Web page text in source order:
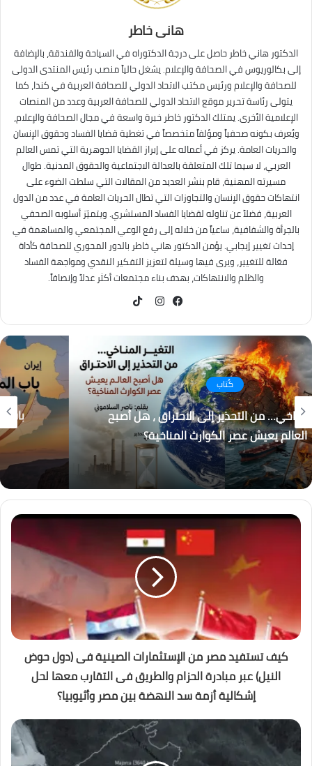
هانى خاطر
الدكتور هاني خاطر حاصل على درجة الدكتوراه في السياحة والفندقة، بالإضافة
إلى بكالوريوس في الصحافة والإعلام. يشغل حالياً منصب رئيس المنتدى الدولى
للصحافة والإعلام ورئيس مكتب الاتحاد الدولي للصحافة العربية في كندا، كما
يتولى رئاسة تحرير موقع الاتحاد الدولي للصحافة العربية وعدد من المنصات
الإعلامية الأخرى. يمتلك الدكتور خاطر خبرة واسعة في مجال الصحافة والإعلام،
ويُعرف بكونه صحفياً ومؤلفاً متخصصاً في تغطية قضايا الفساد وحقوق الإنسان
والحريات العامة. يركز في أعماله على إبراز القضايا الجوهرية التي تمس العالم
العربي، لا سيما تلك المتعلقة بالعدالة الاجتماعية والحقوق المدنية. طوال
مسيرته المهنية، قام بنشر العديد من المقالات التي سلطت الضوء على
انتهاكات حقوق الإنسان والتجاوزات التي تطال الحريات العامة في عدد من الدول
العربية، فضلاً عن تناوله لقضايا الفساد المستشري. ويتميّز أسلوبه الصحفي
بالجرأة والشفافية، ساعياً من خلاله إلى رفع الوعي المجتمعي والمساهمة في
إحداث تغيير إيجابي. يؤمن الدكتور هاني خاطر بالدور المحوري للصحافة كأداة
فعّالة للتغيير، ويرى فيها وسيلة لتعزيز التفكير النقدي ومواجهة الفساد
والظلم والانتهاكات، بهدف بناء مجتمعات أكثر عدلاً وإنصافاً.
كُتاب
باب المندب.. لماذا أصبحت إيران والحوثيون التهديد
الأكبر لاستقرار المنطقة؟
كيف تستفيد مصر من الإستثمارات الصينية فى (دول حوض
النيل) عبر مبادرة الحزام والطريق فى التقارب معها لحل
إشكالية أزمة سد النهضة بين مصر وأثيوبيا؟